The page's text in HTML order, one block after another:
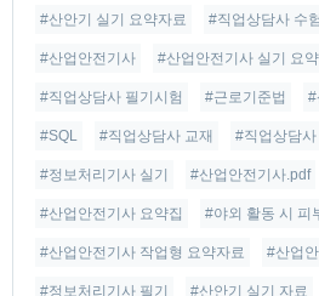
#산안기 실기 요약자료 #직업상담사 수
#산업안전기사 #산업안전기사 실기 요
#직업상담사 필기시험 #근로기준법 #
#SQL #직업상담사 교재 #직업상담사
#정보처리기사 실기 #산업안전기사.pdf
#산업안전기사 요약집 #야외 활동 시 피
#산업안전기사 작업형 요약자료 #산업
#정보처리기사 필기 #산안기 실기 자료